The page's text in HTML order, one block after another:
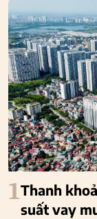
1Thanh
suất vay